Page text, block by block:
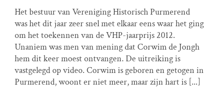
2012 Corwim de Jongh
VHP prijs
Het bestuur van Vereniging Historisch Purmerend
was het dit jaar zeer snel met elkaar eens waar het ging
om het toekennen van de VHP-jaarprijs 2012.
Unaniem was men van mening dat Corwim de Jongh
hem dit keer moest ontvangen. De uitreiking is
vastgelegd op video. Corwim is geboren en getogen in
Purmerend, woont er niet meer, maar zijn hart is [...]